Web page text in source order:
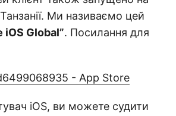
Ми називаємо цей
iOS Global”. Посилання для
- App Store
iOS, ви можете судити